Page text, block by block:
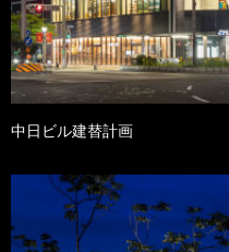
中日ビル建替計画